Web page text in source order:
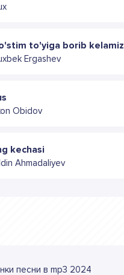
to'yiga borib kelamiz
Ergashev
Obidov
kechasi
Ahmadaliyev
песни в mp3 2024